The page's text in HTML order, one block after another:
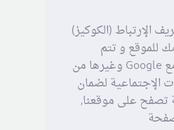
الإرتباط (الكوكيز)
للموقع و تتم
مشاركة بعض المعلومات مع Google وغيرها من
الإجتماعية لضمان
على موقعنا,